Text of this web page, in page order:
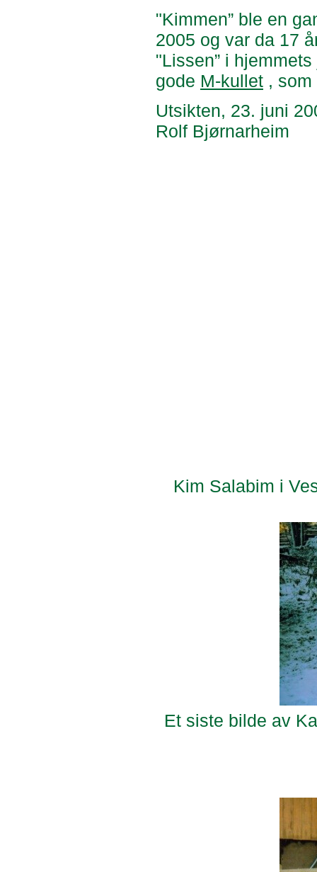
"Kimmen” ble en
2005 og var da 17
"Lissen” i
gode M-kullet ,
Utsikten, 23. juni
Rolf Bjørnarheim
Kim Salabim i
Et siste bilde av